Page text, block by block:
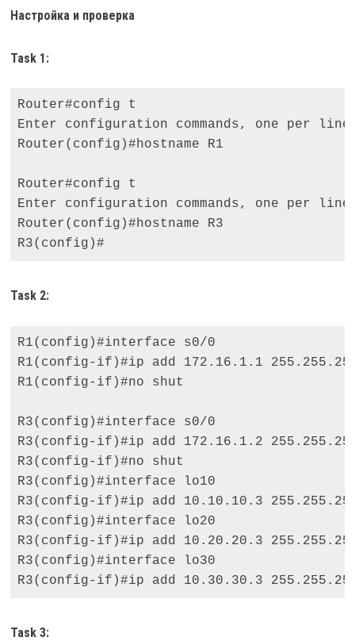
Настройка и проверка
Task 1:
Router#config t
Enter configuration commands, one per
Router(config)#hostname R1
Router#config t
Enter configuration commands, one per
Router(config)#hostname R3
R3(config)#
Task 2:
R1(config)#interface s0/0
R1(config-if)#ip add 172.16.1.1
R1(config-if)#no shut
R3(config)#interface s0/0
R3(config-if)#ip add 172.16.1.2
R3(config-if)#no shut
R3(config)#interface lo10
R3(config-if)#ip add 10.10.10.3
R3(config)#interface lo20
R3(config-if)#ip add 10.20.20.3
R3(config)#interface lo30
R3(config-if)#ip add 10.30.30.3
Task 3: